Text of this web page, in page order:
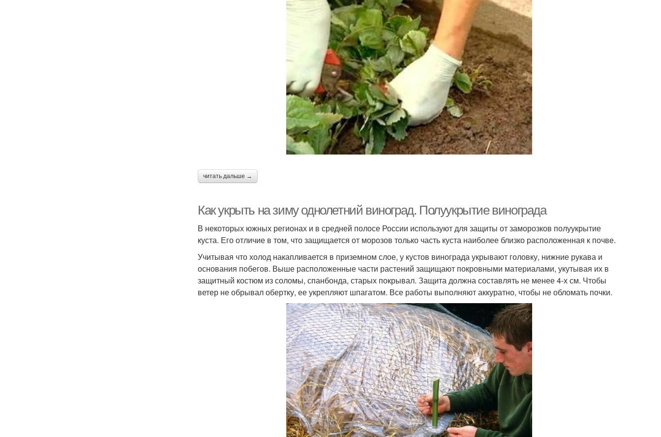
читать дальше →
Как укрыть на зиму однолетний виноград. Полуукрытие винограда
В некоторых южных регионах и в средней полосе России используют для защиты от заморозков полуукрытие
куста. Его отличие в том, что защищается от морозов только часть куста наиболее близко расположенная к почве.
Учитывая что холод накапливается в приземном слое, у кустов винограда укрывают головку, нижние рукава и
основания побегов. Выше расположенные части растений защищают покровными материалами, укутывая их в
защитный костюм из соломы, спанбонда, старых покрывал. Защита должна составлять не менее 4-х см. Чтобы
ветер не обрывал обертку, ее укрепляют шпагатом. Все работы выполняют аккуратно, чтобы не обломать почки.